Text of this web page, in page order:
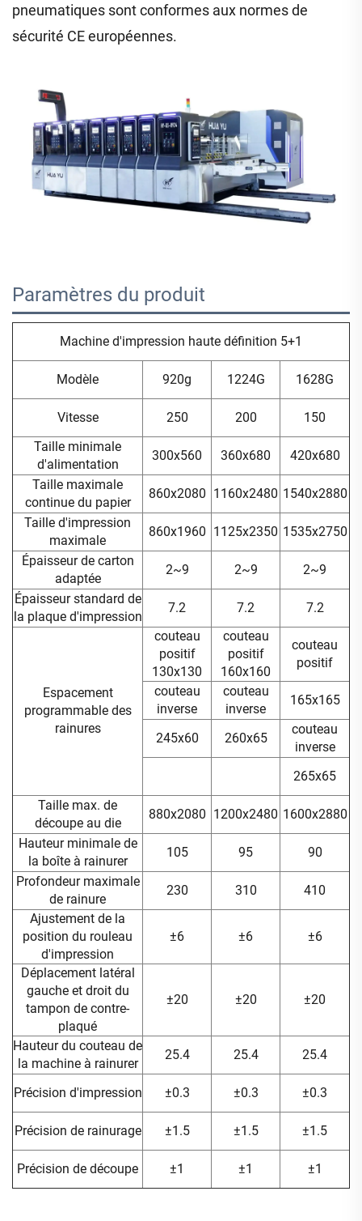
pneumatiques sont conformes aux normes de
sécurité CE européennes.
Paramètres du produit
Machine d'impression haute définition 5+1
Modèle 920g 1224G 1628G
Vitesse 250 200
150
Taille minimale
d'alimentation
300x560 360x680
420x680
Taille maximale
continue du papier
860x2080 1160x2480 1540x2880
Taille d'impression
maximale
860x1960 1125x2350 1535x2750
Épaisseur de carton
adaptée
2~9 2~9
2~9
Épaisseur standard de
la plaque d'impression
7.2 7.2 7.2
Espacement
programmable des
rainures
couteau
positif
130x130
couteau
positif
160x160
couteau
positif
couteau
inverse
couteau
inverse
165x165
245x60 260x65
couteau
inverse
265x65
Taille max. de
découpe au die
880x2080 1200x2480 1600x2880
Hauteur minimale de
la boîte à rainurer
105 95
90
Profondeur maximale
de rainure
230 310
410
Ajustement de la
position du rouleau
d'impression
±6 ±6 ±6
Déplacement latéral
gauche et droit du
tampon de contre-
plaqué
±20 ±20 ±20
Hauteur du couteau de
la machine à rainurer
25.4 25.4 25.4
Précision d'impression ±0.3 ±0.3 ±0.3
Précision de rainurage ±1.5 ±1.5 ±1.5
Précision de découpe ±1 ±1 ±1